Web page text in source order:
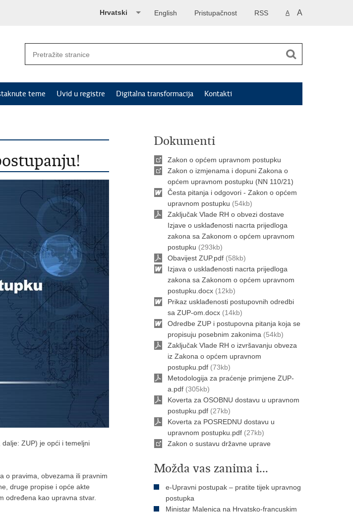
A A
RSS
Pristupačnost
English
Hrvatski
teme Uvid u registre Digitalna transformacija Kontakti
, dalje: ZUP) je opći i temeljni
o pravima, obvezama ili pravnim
druge propise i opće akte
određena kao upravna stvar.
Dokumenti
Zakon o općem upravnom postupku
Zakon o izmjenama i dopuni Zakona o
općem upravnom postupku (NN 110/21)
Česta pitanja i odgovori - Zakon o općem
upravnom postupku (54kb)
Zaključak Vlade RH o obvezi dostave
Izjave o usklađenosti nacrta prijedloga
zakona sa Zakonom o općem upravnom
postupku (293kb)
Obavijest ZUP.pdf (58kb)
Izjava o usklađenosti nacrta prijedloga
zakona sa Zakonom o općem upravnom
postupku.docx (12kb)
Prikaz usklađenosti postupovnih odredbi
sa ZUP-om.docx (14kb)
Odredbe ZUP i postupovna pitanja koja se
propisuju posebnim zakonima (54kb)
Zaključak Vlade RH o izvršavanju obveza
iz Zakona o općem upravnom
postupku.pdf (73kb)
Metodologija za praćenje primjene ZUP-
a.pdf (305kb)
Koverta za OSOBNU dostavu u upravnom
postupku.pdf (27kb)
Koverta za POSREDNU dostavu u
upravnom postupku.pdf (27kb)
Zakon o sustavu državne uprave
Možda vas zanima i...
e-Upravni postupak – pratite tijek upravnog
postupka
Ministar Malenica na Hrvatsko-francuskim